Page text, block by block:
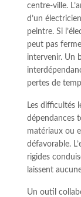
centre-ville.
d’un
peintre. Si
peut pas
intervenir. Un
pertes de
Les difficultés
dépendances
matériaux ou
défavorable.
rigides
laissent
Un outil